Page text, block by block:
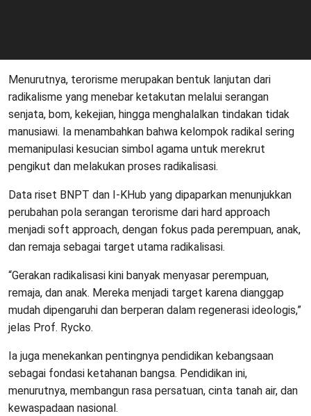
Menurutnya, terorisme merupakan bentuk lanjutan dari
radikalisme yang menebar ketakutan melalui serangan
senjata, bom, kekejian, hingga menghalalkan tindakan tidak
manusiawi. Ia menambahkan bahwa kelompok radikal sering
memanipulasi kesucian simbol agama untuk merekrut
pengikut dan melakukan proses radikalisasi.
Data riset BNPT dan I-KHub yang dipaparkan menunjukkan
perubahan pola serangan terorisme dari hard approach
menjadi soft approach, dengan fokus pada perempuan, anak,
dan remaja sebagai target utama radikalisasi.
“Gerakan radikalisasi kini banyak menyasar perempuan,
remaja, dan anak. Mereka menjadi target karena dianggap
mudah dipengaruhi dan berperan dalam regenerasi ideologis,”
jelas Prof. Rycko.
Ia juga menekankan pentingnya pendidikan kebangsaan
sebagai fondasi ketahanan bangsa. Pendidikan ini,
menurutnya, membangun rasa persatuan, cinta tanah air, dan
kewaspadaan nasional.